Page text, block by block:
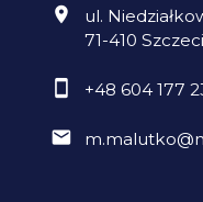
ul.
71-410
+48 604 177